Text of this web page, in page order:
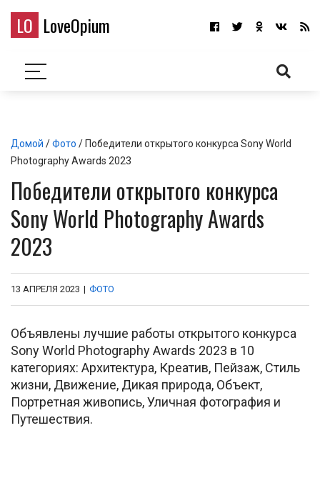
LO LoveOpium
Домой /Фото / Победители открытого конкурса Sony World
Photography Awards 2023
Победители открытого конкурса
Sony World Photography Awards
2023
13 АПРЕЛЯ 2023 | ФОТО
Объявлены лучшие работы открытого конкурса
Sony World Photography Awards 2023 в 10
категориях: Архитектура, Креатив, Пейзаж, Стиль
жизни, Движение, Дикая природа, Объект,
Портретная живопись, Уличная фотография и
Путешествия.